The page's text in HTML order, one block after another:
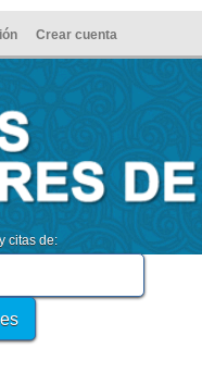
Crear cuenta
citas de: